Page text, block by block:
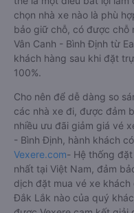
Nhà xe
Hoàng Phát (Đà
Nẵng)